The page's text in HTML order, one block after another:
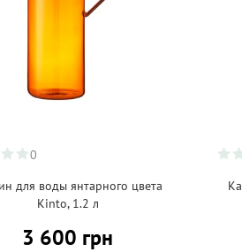
0
для воды янтарного цвета
Kinto, 1.2 л
3 600 грн